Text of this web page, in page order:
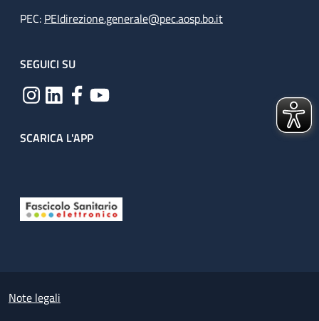
PEC: PEIdirezione.generale@pec.aosp.bo.it
SEGUICI SU
SCARICA L'APP
Small prints
Note legali